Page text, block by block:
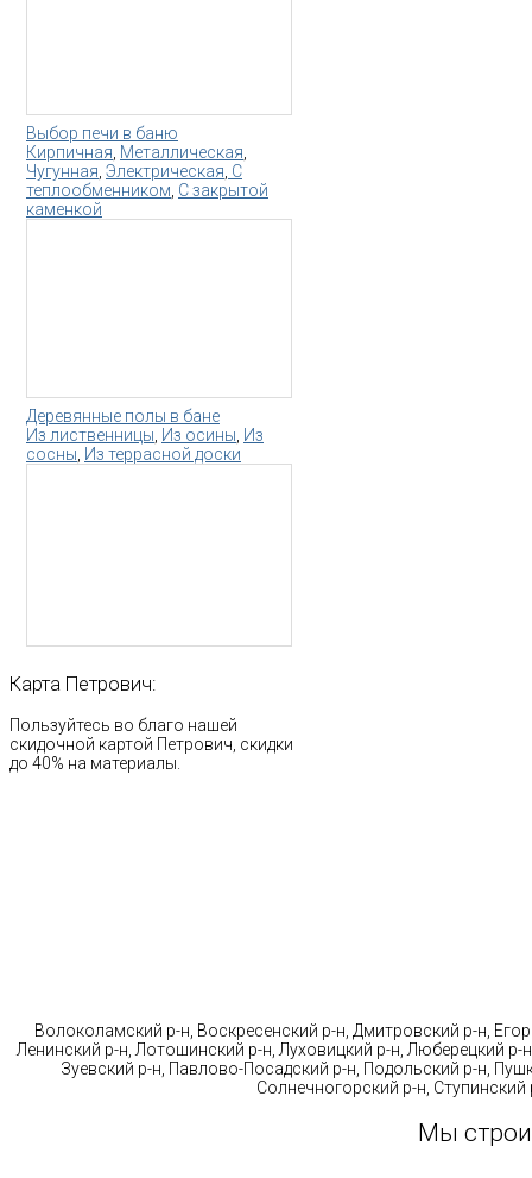
Выбор печи в баню
Кирпичная Металлическая
Чугунная Электрическая С
теплообменником С закрытой
каменкой
Деревянные полы в бане
Из лиственницы Из осины Из
сосны Из террасной доски
Карта Петрович:
Пользуйтесь во благо нашей
скидочной картой Петрович, скидки
до 40% на материалы.
Волоколамский р-н, Воскресенский р-н, Дмитровский р-н,
Ленинский р-н, Лотошинский р-н, Луховицкий р-н, Люберецкий
Зуевский р-н, Павлово-Посадский р-н, Подольский р-н,
Солнечногорский р-н,
Мы